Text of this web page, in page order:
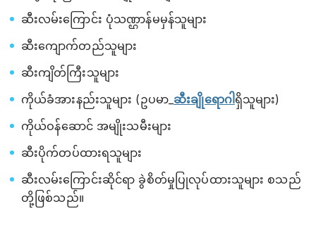
ဆီးလမ်းကြောင်း ပုံသဏ္ဌာန်မမှန်သူများ
ဆီးကျောက်တည်သူများ
ဆီးကျိတ်ကြီးသူများ
ကိုယ်ခံအားနည်းသူများ (ဥပမာ_ ဆီးချိုရောဂါ ရှိသူများ)
ကိုယ်ဝန်ဆောင် အမျိုးသမီးများ
ဆီးပိုက်တပ်ထားရသူများ
ဆီးလမ်းကြောင်းဆိုင်ရာ ခွဲစိတ်မှုပြုလုပ်ထားသူများ စသည်
တို့ဖြစ်သည်။